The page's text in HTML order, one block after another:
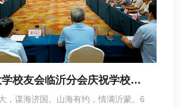
校友会临沂分会庆祝学校建
谈会暨校旗全球传递活动临
，谋海济国。山海有约，情满沂蒙。6